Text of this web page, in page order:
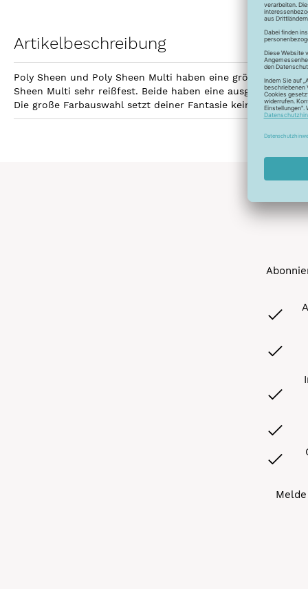
Artikelbeschreibung
Poly Sheen und Poly Sheen Multi haben eine größere
Sheen Multi sehr reißfest. Beide haben eine
Die große Farbauswahl setzt deiner Fantasie keine Grenzen